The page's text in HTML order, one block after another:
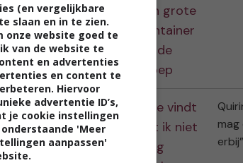
in de
man en
ons werd
en ik
was,
erbij”
(en vergelijkbare
slaan en in te zien.
onze website goed te
van de website te
en advertenties
en content te
Hiervoor
advertentie ID’s,
je cookie instellingen
'Meer
aanpassen'